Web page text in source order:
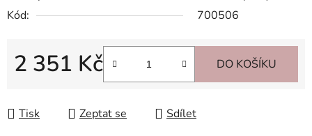
Kód:
700506
2 351 Kč DO KOŠÍKU
Tisk Zeptat se Sdílet